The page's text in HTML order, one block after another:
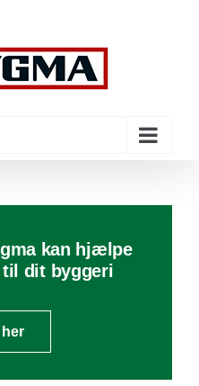
kan hjælpe
dit byggeri
her